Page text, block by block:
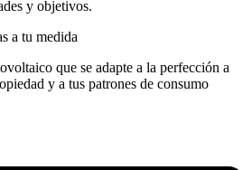
y objetivos.
a tu medida
que se adapte a la perfección a
y a tus patrones de consumo